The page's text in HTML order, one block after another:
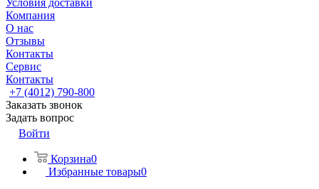
Условия доставки
Компания
О нас
Отзывы
Контакты
Сервис
Контакты
+7 (4012) 790-800
Заказать звонок
Задать вопрос
Войти
Корзина0
Избранные товары0